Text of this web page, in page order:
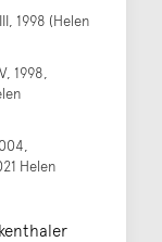
1998 (Helen
1998,
Helen